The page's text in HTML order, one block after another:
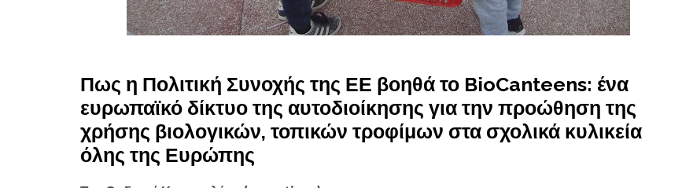
Πως η Πολιτική Συνοχής της ΕΕ βοηθά το BioCanteens: ένα
ευρωπαϊκό δίκτυο της αυτοδιοίκησης για την προώθηση της
χρήσης βιολογικών, τοπικών τροφίμων στα σχολικά κυλικεία
όλης της Ευρώπης